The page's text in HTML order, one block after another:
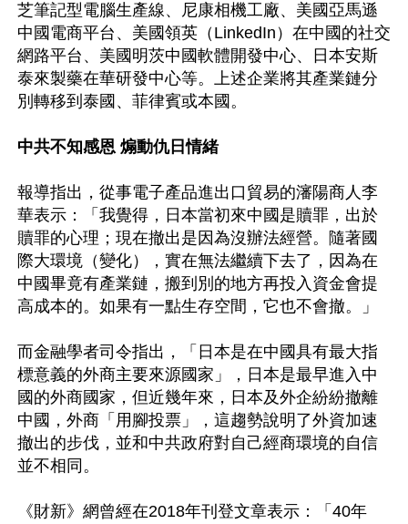
芝筆記型電腦生產線、尼康相機工廠、美國亞馬遜
中國電商平台、美國領英（LinkedIn）在中國的社交
網路平台、美國明茨中國軟體開發中心、日本安斯
泰來製藥在華研發中心等。上述企業將其產業鏈分
別轉移到泰國、菲律賓或本國。
中共不知感恩 煽動仇日情緒
報導指出，從事電子產品進出口貿易的瀋陽商人李
華表示：「我覺得，日本當初來中國是贖罪，出於
贖罪的心理；現在撤出是因為沒辦法經營。隨著國
際大環境（變化），實在無法繼續下去了，因為在
中國畢竟有產業鏈，搬到別的地方再投入資金會提
高成本的。如果有一點生存空間，它也不會撤。」
而金融學者司令指出，「日本是在中國具有最大指
標意義的外商主要來源國家」，日本是最早進入中
國的外商國家，但近幾年來，日本及外企紛紛撤離
中國，外商「用腳投票」，這趨勢說明了外資加速
撤出的步伐，並和中共政府對自己經商環境的自信
並不相同。
《財新》網曾經在2018年刊登文章表示：「40年